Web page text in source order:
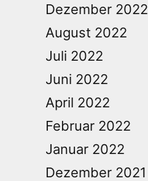
Dezember 2022
August 2022
Juli 2022
Juni 2022
April 2022
Februar 2022
Januar 2022
Dezember 2021